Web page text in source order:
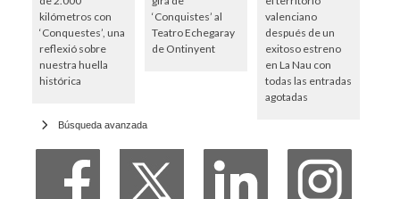
kilómetros con
‘Conquestes’, una
reflexió sobre
nuestra huella
histórica
‘Conquistes’ al
Teatro Echegaray
de Ontinyent
valenciano
después de un
exitoso estreno
en La Nau con
todas las entradas
agotadas
Búsqueda avanzada